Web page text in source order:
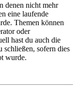
denen nicht mehr
eine laufende
Themen können
oder
hast du auch die
schließen, sofern dies
wurde.